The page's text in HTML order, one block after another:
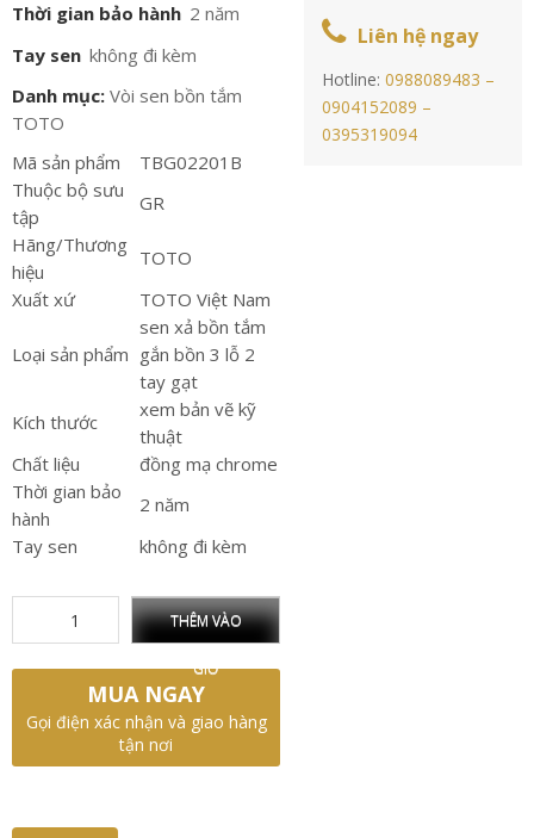
Thời gian bảo hành 2 năm
Tay sen không đi kèm
Danh mục: Vòi sen bồn tắm
TOTO
Mã sản phẩm
TBG02201B
Thuộc bộ sưu
tập
GR
Hãng/Thương
hiệu
TOTO
Xuất xứ
TOTO Việt Nam
Loại sản phẩm
sen xả bồn tắm
gắn bồn 3 lỗ 2
tay gạt
Kích thước
xem bản vẽ kỹ
thuật
Chất liệu
đồng mạ chrome
Thời gian bảo
hành
2 năm
Tay sen
không đi kèm
THÊM VÀO
GIỎ
MUA NGAY
Gọi điện xác nhận và giao hàng
tận nơi
Liên hệ ngay
Hotline:0988089483 –
0904152089 –
0395319094